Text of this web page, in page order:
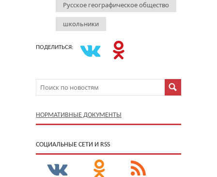
Русское географическое общество
школьники
ПОДЕЛИТЬСЯ:
НОРМАТИВНЫЕ ДОКУМЕНТЫ
CОЦИАЛЬНЫЕ СЕТИ И RSS